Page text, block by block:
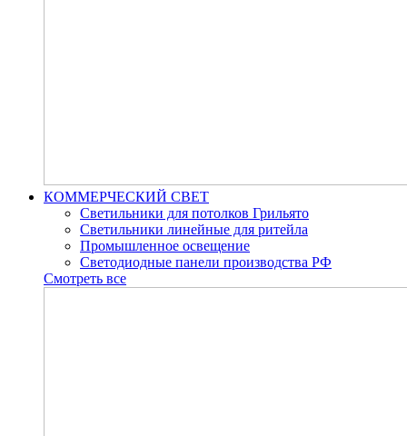
КОММЕРЧЕСКИЙ СВЕТ
Светильники для потолков Грильято
Светильники линейные для ритейла
Промышленное освещение
Светодиодные панели производства РФ
Смотреть все